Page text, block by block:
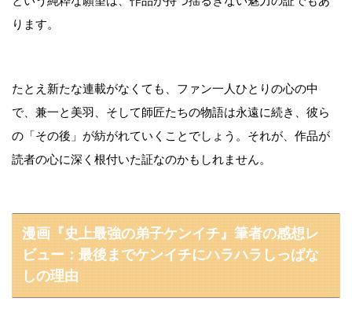
ります。
たとえ新たな連載がなくても、ファン一人ひとりの心の中
で、兼一と美羽、そして師匠たちの物語は永遠に続き、彼ら
の「その後」が紡がれていくことでしょう。それが、作品が
読者の心に深く根付いた証なのかもしれません。
漫画『史上最強の弟子ケンイチ』筆者の感想レ
ビュー：最後までケンイチにハラハラしっぱな
しの理由